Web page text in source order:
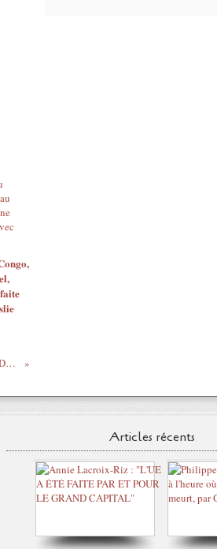
East Africa music avec ‪Alikiba : Dushelele
Articles récents